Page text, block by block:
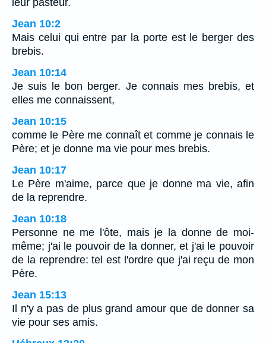
Jean 10:2
Mais celui qui entre par la porte est le berger des
brebis.
Jean 10:14
Je suis le bon berger. Je connais mes brebis, et
elles me connaissent,
Jean 10:15
comme le Père me connaît et comme je connais le
Père; et je donne ma vie pour mes brebis.
Jean 10:17
Le Père m'aime, parce que je donne ma vie, afin
de la reprendre.
Jean 10:18
Personne ne me l'ôte, mais je la donne de moi-
même; j'ai le pouvoir de la donner, et j'ai le pouvoir
de la reprendre: tel est l'ordre que j'ai reçu de mon
Père.
Jean 15:13
Il n'y a pas de plus grand amour que de donner sa
vie pour ses amis.